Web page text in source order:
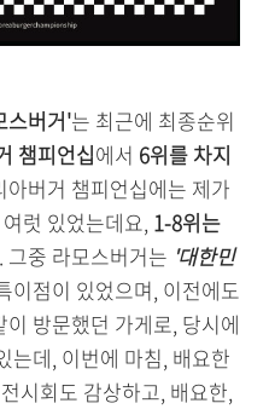
스버거'는 최근에 최종순위
챔피언십에서 6위를 차지
아버거 챔피언십에는 제가
럿 있었는데요, 1-8위는
그중 라모스버거는 '대한민
이점이 있었으며, 이전에도
방문했던 가게로, 당시에
는데, 이번에 마침, 배요한
시회도 감상하고, 배요한,